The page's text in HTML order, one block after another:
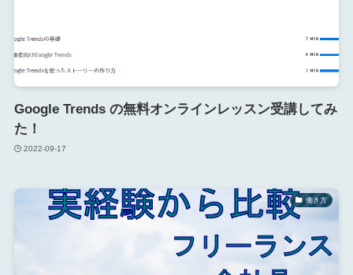
Google Trends の無料オンラインレッスン受講してみ
た！
2022-09-17
働き方